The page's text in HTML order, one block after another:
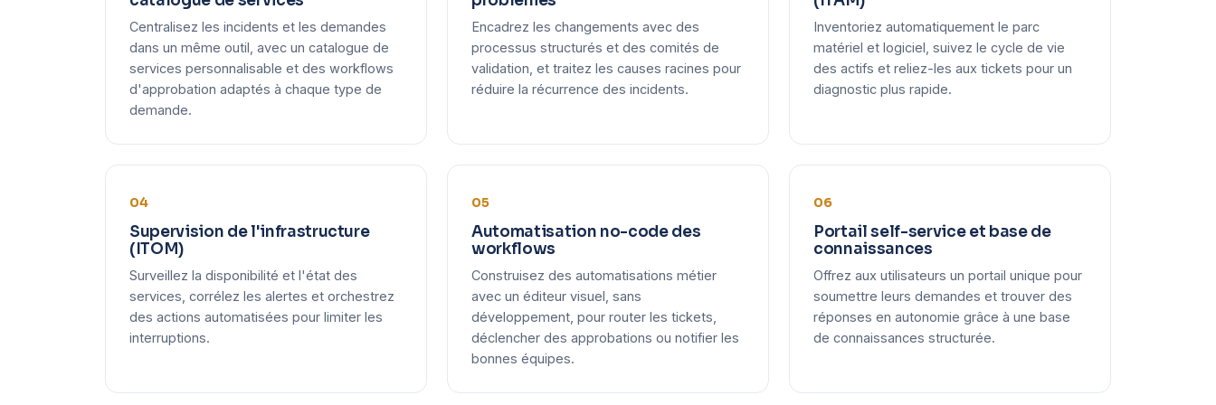
Centralisez les incidents et les demandes
dans un même outil, avec un catalogue de
services personnalisable et des workflows
d'approbation adaptés à chaque type de
demande.
Encadrez les changements avec des
processus structurés et des comités de
validation, et traitez les causes racines pour
réduire la récurrence des incidents.
Inventoriez automatiquement le parc
matériel et logiciel, suivez le cycle de vie
des actifs et reliez-les aux tickets pour un
diagnostic plus rapide.
04
Supervision de l'infrastructure
(ITOM)
Surveillez la disponibilité et l'état des
services, corrélez les alertes et orchestrez
des actions automatisées pour limiter les
interruptions.
05
Automatisation no-code des
workflows
Construisez des automatisations métier
avec un éditeur visuel, sans
développement, pour router les tickets,
déclencher des approbations ou notifier les
bonnes équipes.
06
Portail self-service et base de
connaissances
Offrez aux utilisateurs un portail unique pour
soumettre leurs demandes et trouver des
réponses en autonomie grâce à une base
de connaissances structurée.